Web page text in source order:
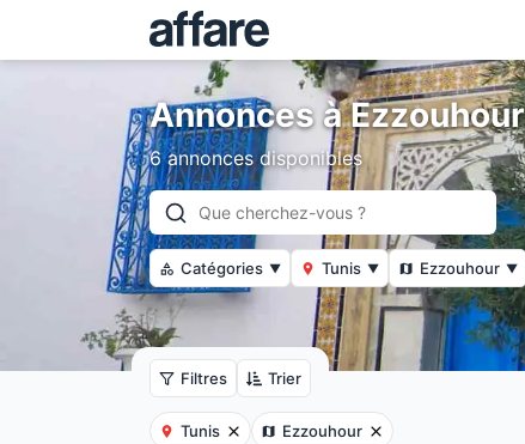
Annonces à Ezzouhour
6 annonces disponibles
Catégories ▼ Tunis ▼ Ezzouhour ▼
Filtres Trier
Tunis Ezzouhour